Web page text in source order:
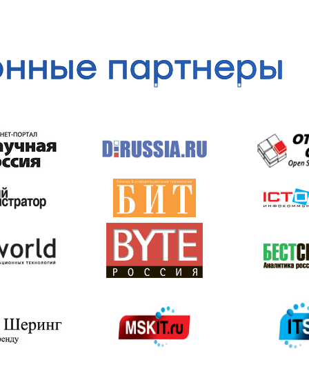
партнеры